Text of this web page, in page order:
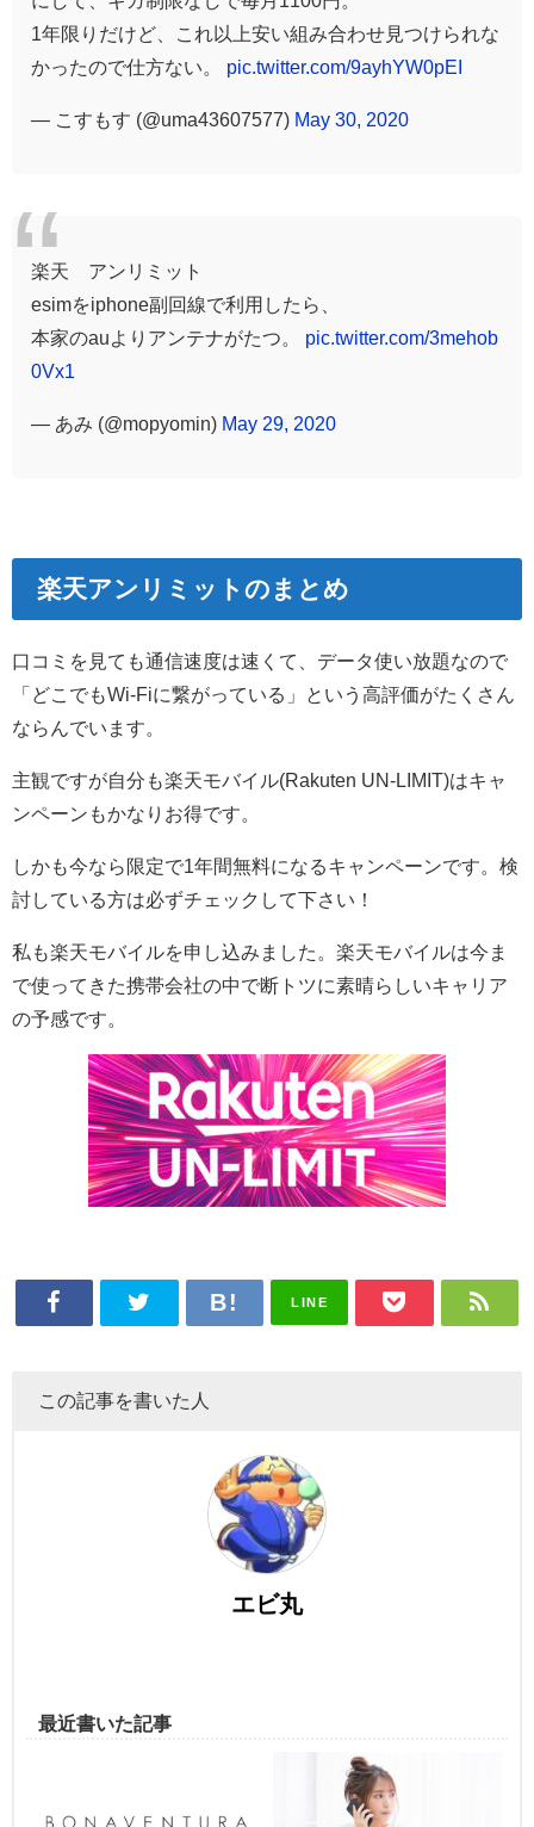
1年限りだけど、これ以上安い組み合わせ見つけられな
かったので仕方ない。 pic.twitter.com/9ayhYW0pEI
— こすもす (@uma43607577) May 30, 2020
楽天 アンリミット
esimをiphone副回線で利用したら、
本家のauよりアンテナがたつ。 pic.twitter.com/3mehob
0Vx1
— あみ (@mopyomin) May 29, 2020
楽天アンリミットのまとめ
口コミを見ても通信速度は速くて、データ使い放題なので
「どこでもWi-Fiに繋がっている」という高評価がたくさん
ならんでいます。
主観ですが自分も楽天モバイル(Rakuten UN-LIMIT)はキャ
ンペーンもかなりお得です。
しかも今なら限定で1年間無料になるキャンペーンです。検
討している方は必ずチェックして下さい！
私も楽天モバイルを申し込みました。楽天モバイルは今ま
で使ってきた携帯会社の中で断トツに素晴らしいキャリア
の予感です。
LINE
この記事を書いた人
エビ丸
最近書いた記事